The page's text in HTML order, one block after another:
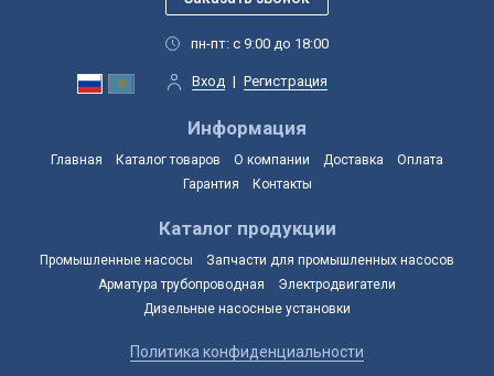
пн-пт: с 9:00 до 18:00
Вход | Регистрация
Информация
Главная Каталог товаров О компании Доставка
Оплата
Гарантия
Контакты
Каталог продукции
Промышленные насосы
Запчасти для промышленных насосов
Арматура трубопроводная
Электродвигатели
Дизельные насосные установки
Политика конфиденциальности